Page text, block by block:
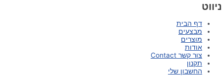
ניווט
דף הבית
מבצעים
מוצרים
אודות
צור קשר Contact
תקנון
החשבון שלי